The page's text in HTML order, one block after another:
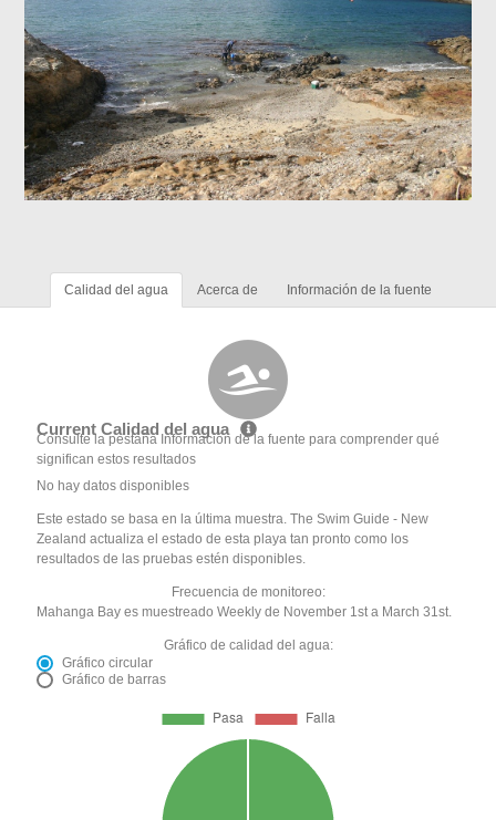
Calidad del agua Acerca de Información de la fuente
Current Calidad del agua
Consulte la pestaña Información de la fuente para comprender qué
significan estos resultados
No hay datos disponibles
Este estado se basa en la última muestra. The Swim Guide - New
Zealand actualiza el estado de esta playa tan pronto como los
resultados de las pruebas estén disponibles.
Frecuencia de monitoreo:
Mahanga Bay es muestreado Weekly de November 1st a March 31st.
Gráfico de calidad del agua:
Gráfico circular
Gráfico de barras